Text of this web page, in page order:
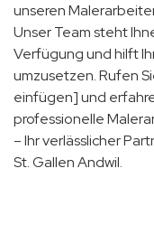
unseren
Unser Team steht
Verfügung und hilft
umzusetzen. Rufen
einfügen] und
professionelle
– Ihr verlässlicher
St. Gallen Andwil.